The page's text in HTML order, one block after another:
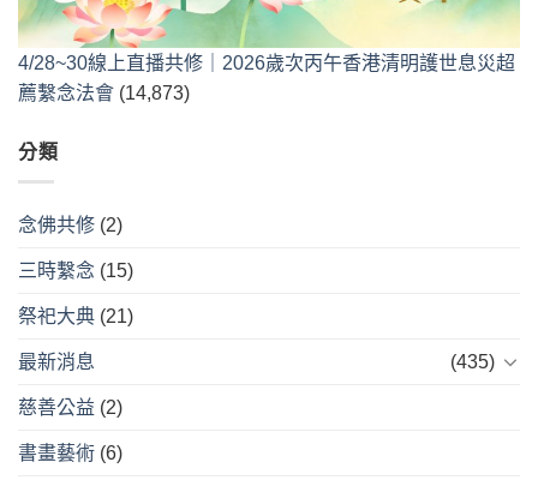
4/28~30線上直播共修｜2026歲次丙午香港清明護世息災超
薦繫念法會 (14,873)
分類
念佛共修 (2)
三時繫念 (15)
祭祀大典 (21)
最新消息 (435)
慈善公益 (2)
書畫藝術 (6)